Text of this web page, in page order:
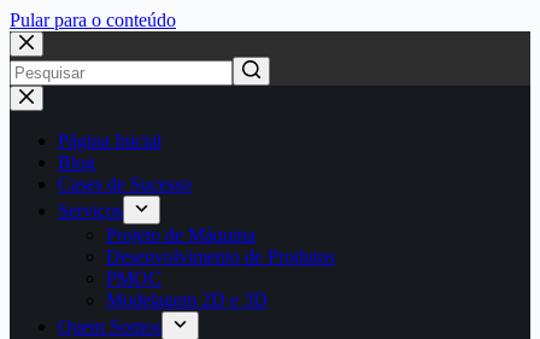
Pular para o conteúdo
Página Inicial
Blog
Cases de Sucesso
Serviços
Projeto de Máquina
Desenvolvimento de Produtos
PMOC
Modelagem 2D e 3D
Quem Somos